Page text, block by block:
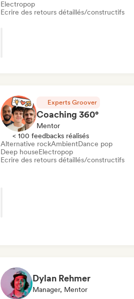
Electropop
Ecrire des retours détaillés/constructifs
Experts Groover
Coaching 360°
Mentor
< 100 feedbacks réalisés
Alternative rockAmbientDance pop
Deep houseElectropop
Ecrire des retours détaillés/constructifs
Dylan Rehmer
Manager, Mentor